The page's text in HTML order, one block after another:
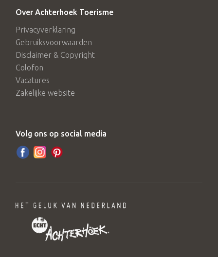
Over Achterhoek Toerisme
Privacyverklaring
Gebruiksvoorwaarden
Disclaimer & Copyright
Colofon
Vacatures
Zakelijke website
Volg ons op social media